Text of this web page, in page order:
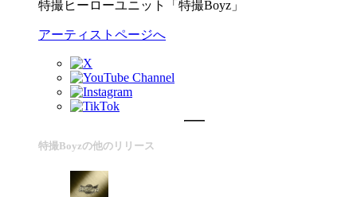
特撮ヒーローユニット「特撮Boyz」
アーティストページへ
特撮Boyzの他のリリース